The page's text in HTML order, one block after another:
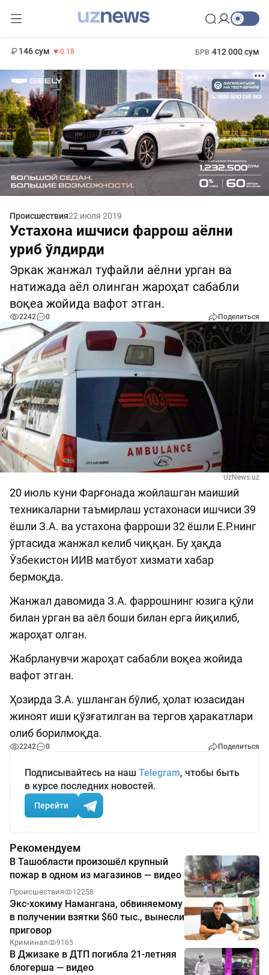
146 сум -0.18 БРВ 412 000 сум
Происшествия22 июля 2019
Устахона ишчиси фаррош аёлни
уриб ўлдирди
Эркак жанжал туфайли аёлни урган ва
натижада аёл олинган жароҳат сабабли
воқеа жойида вафот этган.
2242 0 Поделиться
UzNews.uz
20 июль куни Фарғонада жойлашган маиший
техникаларни таъмирлаш устахонаси ишчиси 39
ёшли З.А. ва устахона фарроши 32 ёшли Е.Р.нинг
ўртасида жанжал келиб чиққан. Бу ҳақда
Ўзбекистон ИИВ матбуот хизмати хабар
бермоқда.
Жанжал давомида З.А. фаррошнинг юзига қўли
билан урган ва аёл боши билан ерга йиқилиб,
жароҳат олган.
Жабрланувчи жароҳат сабабли воқеа жойида
вафот этган.
Ҳозирда З.А. ушланган бўлиб, ҳолат юзасидан
жиноят иши қўзғатилган ва тергов ҳаракатлари
олиб борилмоқда.
2242 0 Поделиться
Подписывайтесь на наш Telegram, чтобы быть
в курсе последних новостей.
Перейти
Рекомендуем
В Ташобласти произошёл крупный
пожар в одном из магазинов — видео
Происшествия 12258
Экс-хокиму Намангана, обвиняемому
в получении взятки $60 тыс., вынесли
приговор
Криминал 9165
В Джизаке в ДТП погибла 21-летняя
блогерша — видео